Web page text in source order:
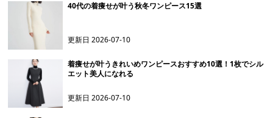
40代の着痩せが叶う秋冬ワンピース15選
更新日2026-07-10
着痩せが叶うきれいめワンピースおすすめ10選！1枚でシル
エット美人になれる
更新日2026-07-10